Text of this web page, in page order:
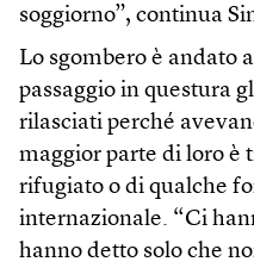
soggiorno”, continua
Lo sgombero è andato
passaggio in questura
rilasciati perché
maggior parte di loro è
rifugiato o di qualche
internazionale. “Ci
hanno detto solo che